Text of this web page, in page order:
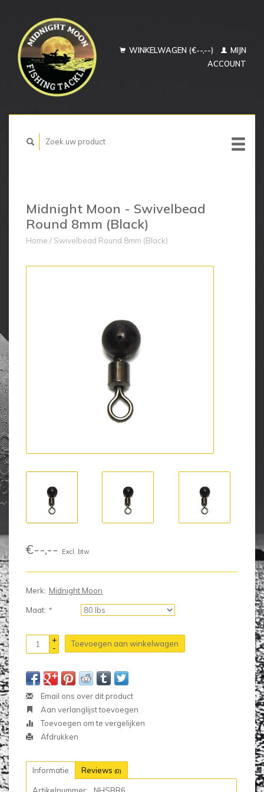
WINKELWAGEN (€--,--)
MIJN
ACCOUNT
Midnight Moon - Swivelbead
Round 8mm (Black)
Home / Swivelbead Round 8mm (Black)
€--,-- Excl. btw
Merk: Midnight Moon
Maat: *
+
-
Toevoegen aan winkelwagen
Email ons over dit product
Aan verlanglijst toevoegen
Toevoegen om te vergelijken
Afdrukken
Informatie Reviews (0)